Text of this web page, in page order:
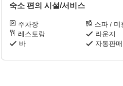
숙소 편의 시설/서비스
주차장
스파 / 미
레스토랑
라운지
바
자동판